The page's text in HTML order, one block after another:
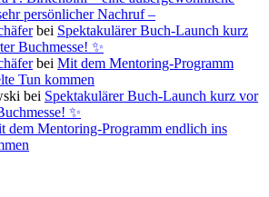
persönlicher Nachruf –
bei Spektakulärer Buch-Launch kurz
Buchmesse! ✨
bei Mit dem Mentoring-Programm
Tun kommen
bei Spektakulärer Buch-Launch kurz vor
✨
dem Mentoring-Programm endlich ins